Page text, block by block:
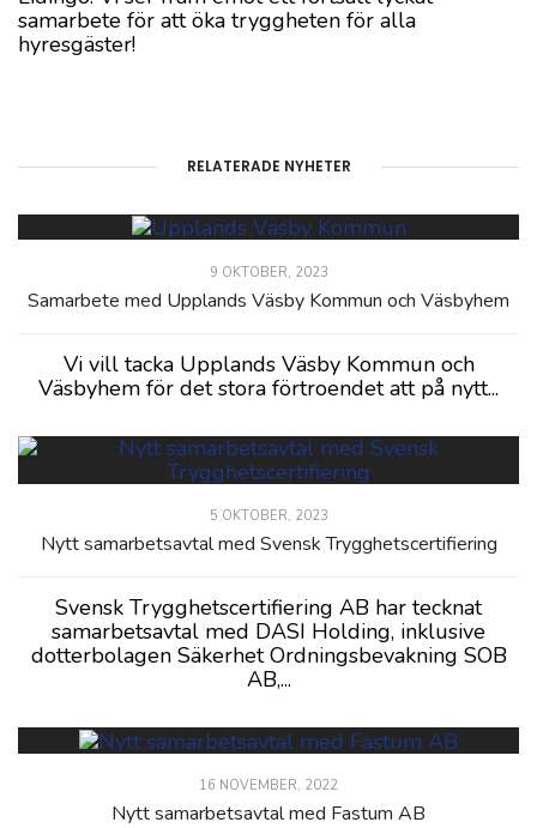
samarbete för att öka tryggheten för alla
hyresgäster!
RELATERADE NYHETER
9 OKTOBER, 2023
Samarbete med Upplands Väsby Kommun och Väsbyhem
Vi vill tacka Upplands Väsby Kommun och
Väsbyhem för det stora förtroendet att på nytt...
5 OKTOBER, 2023
Nytt samarbetsavtal med Svensk Trygghetscertifiering
Svensk Trygghetscertifiering AB har tecknat
samarbetsavtal med DASI Holding, inklusive
dotterbolagen Säkerhet Ordningsbevakning SOB
AB,...
16 NOVEMBER, 2022
Nytt samarbetsavtal med Fastum AB